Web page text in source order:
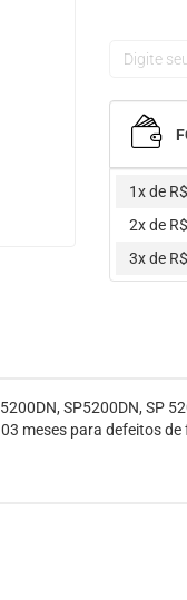
1x de
2x de
3x de
SP5200DN, SP
meses para defeitos